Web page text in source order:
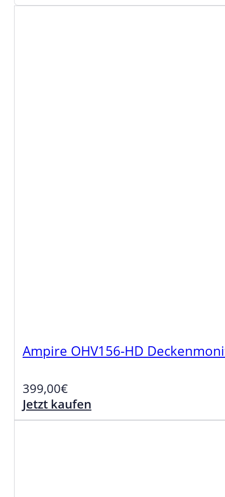
Ampire OHV156-HD
399,00€
Jetzt kaufen